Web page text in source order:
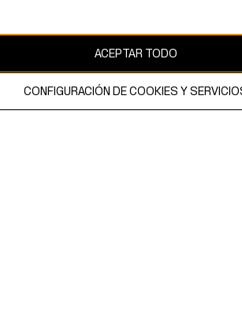
& Mauritz AB
ACEPTAR TODO
CONFIGURACIÓN DE COOKIES Y